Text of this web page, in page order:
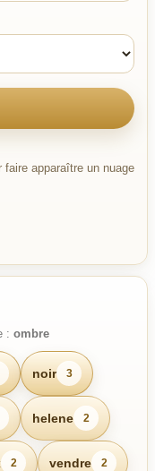
apparaître un nuage
: ombre
noir 3
helene 2
2 vendre 2